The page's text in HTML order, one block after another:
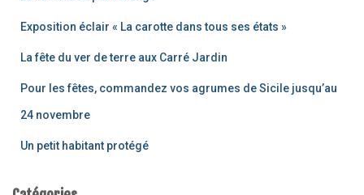
Exposition éclair « La carotte dans tous ses états »
La fête du ver de terre aux Carré Jardin
Pour les fêtes, commandez vos agrumes de Sicile jusqu’au
24 novembre
Un petit habitant protégé